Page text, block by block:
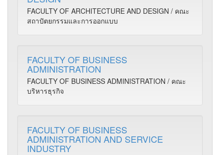
FACULTY OF ARCHITECTURE AND DESIGN / คณะ
สถาปัตยกรรมและการออกแบบ
FACULTY OF BUSINESS
ADMINISTRATION
FACULTY OF BUSINESS ADMINISTRATION / คณะ
บริหารธุรกิจ
FACULTY OF BUSINESS
ADMINISTRATION AND SERVICE
INDUSTRY